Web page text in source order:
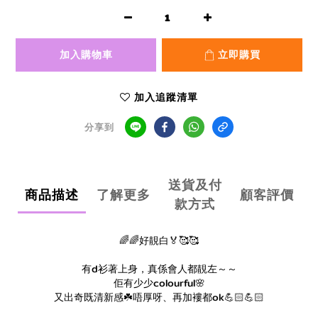
加入購物車 立即購買
加入追蹤清單
分享到
商品描述 了解更多
送貨及付
款方式
顧客評價
🌈🌈好靚白🏅🥰🥰
有d衫著上身，真係會人都靚左～～
佢有少少colourful🌸
又出奇既清新感☘️唔厚呀、再加褸都ok💪🏻💪🏻